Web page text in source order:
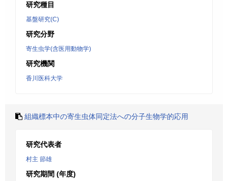
研究種目
基盤研究(C)
研究分野
寄生虫学(含医用動物学)
研究機関
香川医科大学
組織標本中の寄生虫体同定法への分子生物学的応用
研究代表者
村主 節雄
研究期間 (年度)